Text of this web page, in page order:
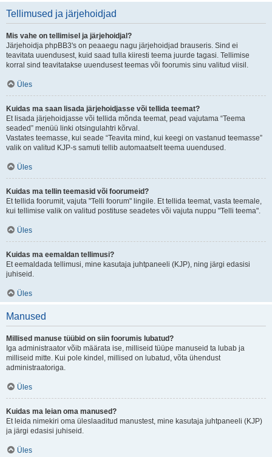
Tellimused ja järjehoidjad
Mis vahe on tellimisel ja järjehoidjal?
Järjehoidja phpBB3's on peaaegu nagu järjehoidjad brauseris. Sind ei
teavitata uuendusest, kuid saad tulla kiiresti teema juurde tagasi. Tellimise
korral sind teavitatakse uuendusest teemas või foorumis sinu valitud viisil.
Üles
Kuidas ma saan lisada järjehoidjasse või tellida teemat?
Et lisada järjehoidjasse või tellida mõnda teemat, pead vajutama “Teema
seaded” menüü linki otsingulahtri kõrval.
Vastates teemasse, kui seade “Teavita mind, kui keegi on vastanud teemasse”
valik on valitud KJP-s samuti tellib automaatselt teema uuendused.
Üles
Kuidas ma tellin teemasid või foorumeid?
Et tellida foorumit, vajuta "Telli foorum" lingile. Et tellida teemat, vasta teemale,
kui tellimise valik on valitud postituse seadetes või vajuta nuppu "Telli teema".
Üles
Kuidas ma eemaldan tellimusi?
Et eemaldada tellimusi, mine kasutaja juhtpaneeli (KJP), ning järgi edasisi
juhiseid.
Üles
Manused
Millised manuse tüübid on siin foorumis lubatud?
Iga administraator võib määrata ise, milliseid tüüpe manuseid ta lubab ja
milliseid mitte. Kui pole kindel, millised on lubatud, võta ühendust
administraatoriga.
Üles
Kuidas ma leian oma manused?
Et leida nimekiri oma üleslaaditud manustest, mine kasutaja juhtpaneeli (KJP)
ja järgi edasisi juhiseid.
Üles